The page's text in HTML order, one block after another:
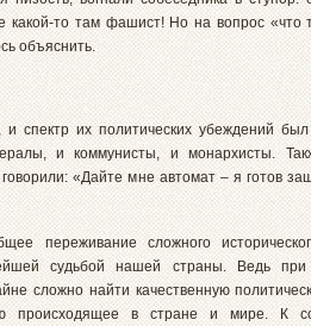
какой-то там фашист! Но на вопрос «что
объяснить.
спектр их политических убеждений
и коммунисты, и монархисты.
«Дайте мне автомат – я готов
переживание сложного
судьбой нашей страны. Ведь при
сложно найти качественную
происходящее в стране и мире. К